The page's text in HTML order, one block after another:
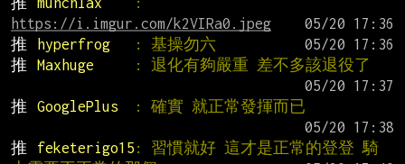
https://i.imgur.com/k2VIRa0.jpeg
推
hyperfrog : 基操勿六
推
Maxhuge
: 退化有夠嚴重 差不多該退役了
推
GooglePlus
: 確實 就正常發揮而已
推
feketerigo15 : 習慣就好 這才是正常的登登 騎